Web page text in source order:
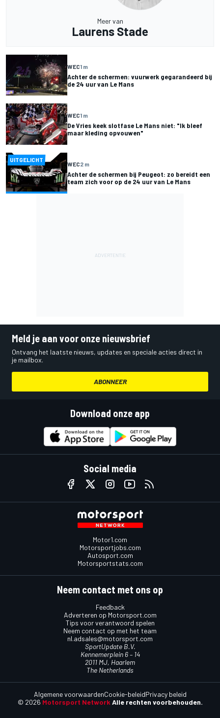
Meer van
Laurens Stade
WEC1 m
Achter de schermen: vuurwerk gegarandeerd bij
de 24 uur van Le Mans
WEC1 m
De Vries keek slotfase Le Mans niet: "Ik bleef
maar kleding opvouwen"
UITGELICHT
WEC2 m
Achter de schermen bij Peugeot: zo bereidt een
team zich voor op de 24 uur van Le Mans
Meld je aan voor onze nieuwsbrief
Ontvang het laatste nieuws, updates en speciale acties direct in
je mailbox.
ABONNEER
Download onze app
Social media
Motor1.com
Motorsportjobs.com
Autosport.com
Motorsportstats.com
Neem contact met ons op
Feedback
Adverteren op Motorsport.com
Tips voor verantwoord spelen
Neem contact op met het team
nl.adsales@motorsport.com
SportUpdate B.V.
Kennemerplein 6 – 14
2011 MJ, Haarlem
The Netherlands
© 2026 Motorsport Network Alle rechten voorbehouden.
Algemene voorwaardenCookie-beleidPrivacy beleid